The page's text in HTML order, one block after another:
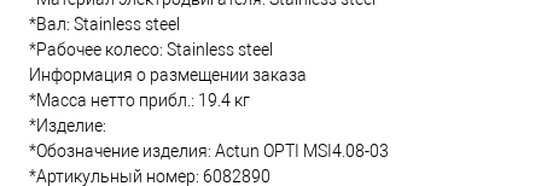
*Вал: Stainless steel
*Рабочее колесо: Stainless steel
Информация о размещении заказа
*Масса нетто прибл.: 19.4 кг
*Изделие:
*Обозначение изделия: Actun OPTI MSI4.08-03
*Артикульный номер: 6082890